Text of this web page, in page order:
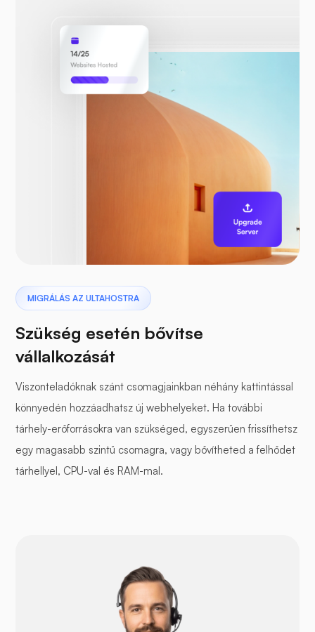
MIGRÁLÁS AZ ULTAHOSTRA
Szükség esetén bővítse
vállalkozását
Viszonteladóknak szánt csomagjainkban néhány kattintással
könnyedén hozzáadhatsz új webhelyeket. Ha további
tárhely-erőforrásokra van szükséged, egyszerűen frissíthetsz
egy magasabb szintű csomagra, vagy bővítheted a felhődet
tárhellyel, CPU-val és RAM-mal.